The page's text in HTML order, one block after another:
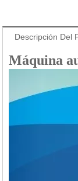
Descripción Del
Máquina